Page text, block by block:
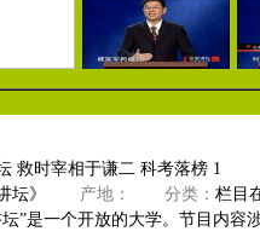
救时宰相于谦二 科考落榜 1
坛》 产地： 分类： 栏目
坛”是一个开放的大学。节目内容